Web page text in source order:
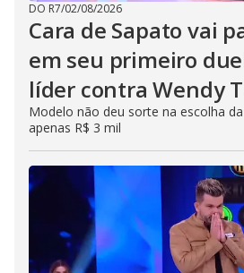
DO R7/02/08/2026
Cara de Sapato vai
em seu primeiro
líder contra Wendy
Modelo não deu sorte na escolha
apenas R$ 3 mil